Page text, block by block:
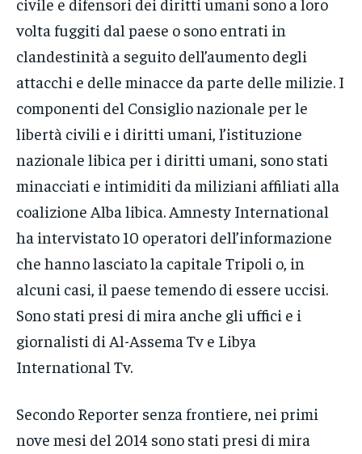
volta fuggiti dal paese o sono entrati in
clandestinità a seguito dell’aumento degli
attacchi e delle minacce da parte delle milizie. I
componenti del Consiglio nazionale per le
libertà civili e i diritti umani, l’istituzione
nazionale libica per i diritti umani, sono stati
minacciati e intimiditi da miliziani affiliati alla
coalizione Alba libica. Amnesty International
ha intervistato 10 operatori dell’informazione
che hanno lasciato la capitale Tripoli o, in
alcuni casi, il paese temendo di essere uccisi.
Sono stati presi di mira anche gli uffici e i
giornalisti di Al-Assema Tv e Libya
International Tv.
Secondo Reporter senza frontiere, nei primi
nove mesi del 2014 sono stati presi di mira